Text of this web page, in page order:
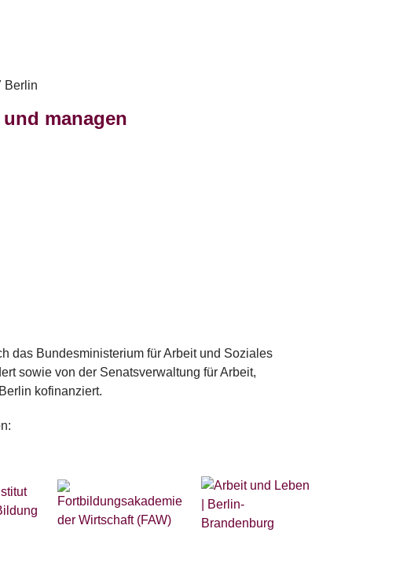
Berlin
managen
das Bundesministerium für Arbeit und Soziales
sowie von der Senatsverwaltung für Arbeit,
kofinanziert.